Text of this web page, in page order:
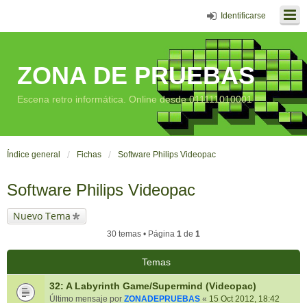
Identificarse
ZONA DE PRUEBAS
Escena retro informática. Online desde 011111010001
Índice general Fichas Software Philips Videopac
Software Philips Videopac
Nuevo Tema
30 temas • Página 1 de 1
Temas
32: A Labyrinth Game/Supermind (Videopac)
Último mensaje por ZONADEPRUEBAS « 15 Oct 2012, 18:42